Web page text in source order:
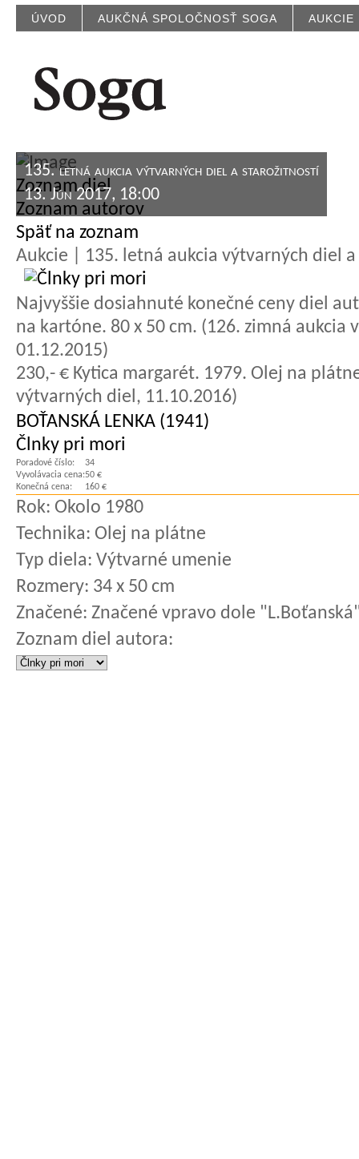
ÚVOD AUKČNÁ SPOLOČNOSŤ SOGA AUKCIE
135. letná aukcia výtvarných diel a starožitností
13. Jún 2017, 18:00
Zoznam diel
Zoznam autorov
Späť na zoznam
Aukcie | 135. letná aukcia výtvarných diel
Najvyššie dosiahnuté konečné ceny diel
na kartóne. 80 x 50 cm. (126. zimná
01.12.2015)
230,- € Kytica margarét. 1979. Olej na
výtvarných diel, 11.10.2016)
BOŤANSKÁ LENKA (1941)
Člnky pri mori
Poradové číslo:
34
Vyvolávacia cena:50 €
Konečná cena:
160 €
Rok: Okolo 1980
Technika: Olej na plátne
Typ diela: Výtvarné umenie
Rozmery: 34 x 50 cm
Značené: Značené vpravo dole
Zoznam diel autora: